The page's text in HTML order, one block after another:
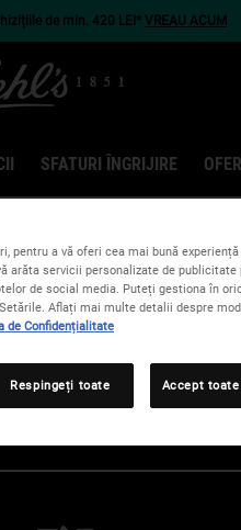
de min. 420 LEI* VREAU ACUM
SFATURI ÎNGRIJIRE
pentru a vă oferi cea mai bună experiență
arăta servicii personalizate de publicitate
de social media. Puteți gestiona în
Aflați mai multe detalii despre
de Confidențialitate
Respingeți toate Accept